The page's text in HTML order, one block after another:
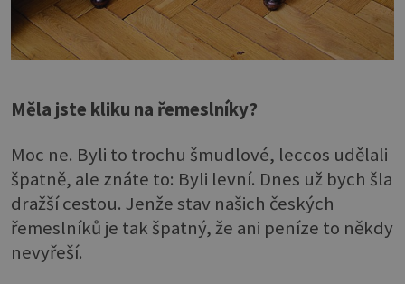
Měla jste kliku na řemeslníky?
Moc ne. Byli to trochu šmudlové, leccos udělali
špatně, ale znáte to: Byli levní. Dnes už bych šla
dražší cestou. Jenže stav našich českých
řemeslníků je tak špatný, že ani peníze to někdy
nevyřeší.